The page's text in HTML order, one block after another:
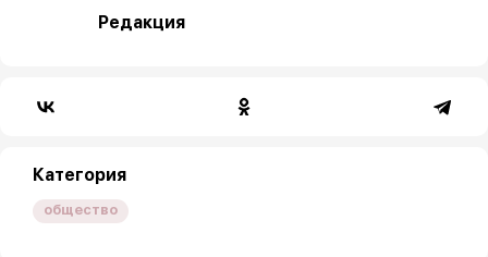
Редакция
Категория
общество